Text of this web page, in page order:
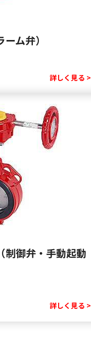
ム弁）
詳しく見る >
制御弁・手動起動
詳しく見る >